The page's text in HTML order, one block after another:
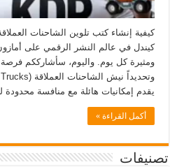
كيفية إنشاء كتب تلوين الشاحنات
كيندل في عالم النشر الرقمي على
ومثيرة كل يوم. واليوم، سأشارككم
يقدم إمكانيات هائلة مع منافسة محدودة
أكمل القراءة »
تصنيفات